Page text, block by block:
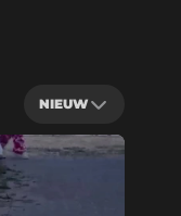
NIEUW